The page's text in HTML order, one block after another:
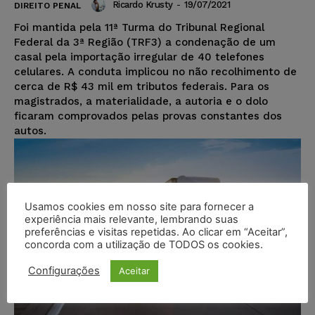
DIREITO PENAL Ricardo Krusty - 19/07/2021
Foi mantida pela 11ª Turma do Tribunal Regional
Federal da 3ª Região (TRF3) a condenação de um
casal pela importação irregular de 40 telefones
celulares. A conduta implicou no não recolhimento de
cerca de R$ 43 mil em tributos federais. Para os
magistrados, a materialidade, a autoria e o dolo
ficaram comprovados pelas provas constantes dos
autos.
Usamos cookies em nosso site para fornecer a
experiência mais relevante, lembrando suas
preferências e visitas repetidas. Ao clicar em “Aceitar”,
concorda com a utilização de TODOS os cookies.
Configurações Aceitar